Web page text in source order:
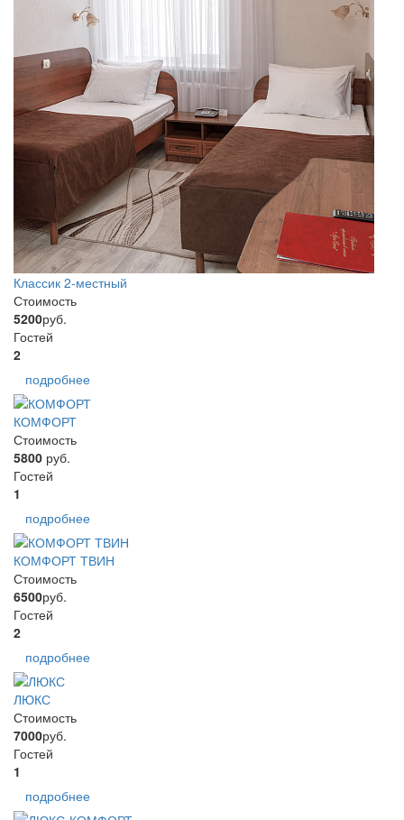
Классик 2-местный
Стоимость
5200руб.
Гостей
2
подробнее
КОМФОРТ
Стоимость
5800 руб.
Гостей
1
подробнее
КОМФОРТ ТВИН
Стоимость
6500руб.
Гостей
2
подробнее
ЛЮКС
Стоимость
7000руб.
Гостей
1
подробнее